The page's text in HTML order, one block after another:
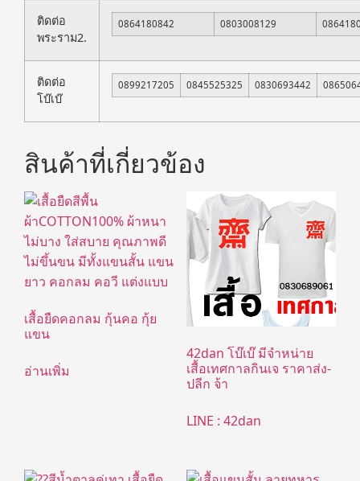
ติดต่อ
พระราม2.
0864180842 0803008129
ติดต่อ
โบ๊เบ๊
0899217205 0845525325 0830693442
สินค้าที่เกี่ยวข้อง
เสื้อยืดคอกลม กุ้นคอ กุ้ย
แขน
อ่านเพิ่ม
42dan โบ๊เบ๊ มีจำหน่าย
เสื้อเทศกาลกินเจ ราคาส่ง-
ปลีก จ้า
LINE : 42dan